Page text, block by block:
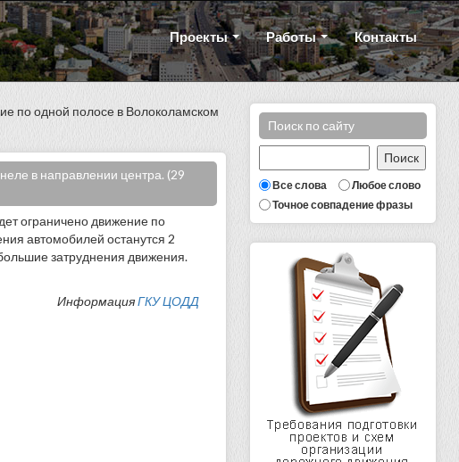
Проекты Работы Контакты
Поиск по сайту
Все слова
Любое слово
Точное совпадение фразы
по одной полосе в Волоколамском
в направлении центра. (29
ограничено движение по
автомобилей останутся 2
затруднения движения.
ИнформацияГКУ ЦОДД